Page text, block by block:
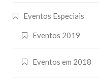
Eventos Especiais
Eventos 2019
Eventos em 2018